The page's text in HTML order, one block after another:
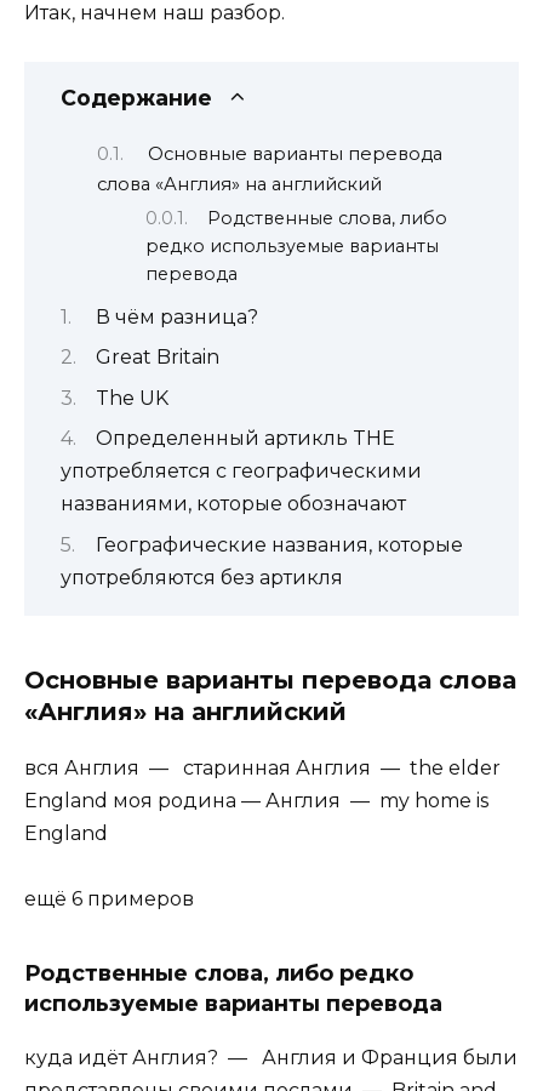
Итак, начнем наш разбор.
Содержание
Основные варианты перевода
слова «Англия» на английский
Родственные слова, либо
редко используемые варианты
перевода
В чём разница?
Great Britain
The UK
Определенный артикль THE
употребляется с географическими
названиями, которые обозначают
Географические названия, которые
употребляются без артикля
Основные варианты перевода слова
«Англия» на английский
вся Англия — старинная Англия — the elder
England моя родина — Англия — my home is
England
ещё 6 примеров
Родственные слова, либо редко
используемые варианты перевода
куда идёт Англия? — Англия и Франция были